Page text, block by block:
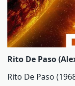
Rito De Paso
Rito De Paso